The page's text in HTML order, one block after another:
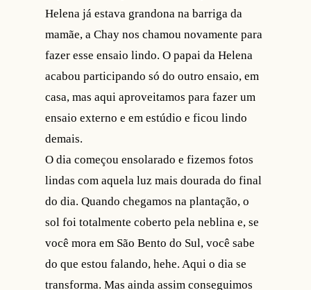
Helena já estava grandona na barriga da
mamãe, a Chay nos chamou novamente para
fazer esse ensaio lindo. O papai da Helena
acabou participando só do outro ensaio, em
casa, mas aqui aproveitamos para fazer um
ensaio externo e em estúdio e ficou lindo
demais.
O dia começou ensolarado e fizemos fotos
lindas com aquela luz mais dourada do final
do dia. Quando chegamos na plantação, o
sol foi totalmente coberto pela neblina e, se
você mora em São Bento do Sul, você sabe
do que estou falando, hehe. Aqui o dia se
transforma. Mas ainda assim conseguimos